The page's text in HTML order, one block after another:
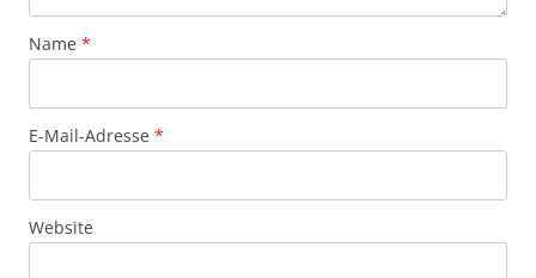
Name *
E-Mail-Adresse *
Website